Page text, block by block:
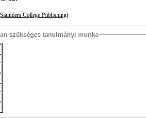
College Publishing)
szükséges tanulmányi munka